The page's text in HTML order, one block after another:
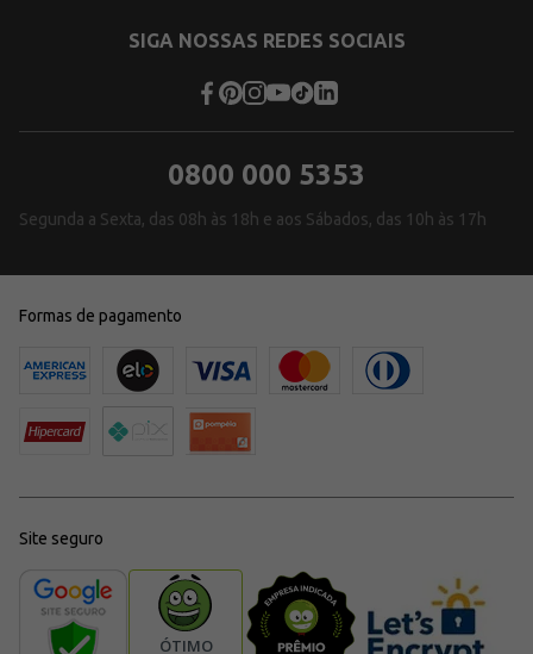
SIGA NOSSAS REDES SOCIAIS
0800 000 5353
Segunda a Sexta, das 08h às 18h e aos Sábados, das 10h às 17h
Formas de pagamento
Site seguro